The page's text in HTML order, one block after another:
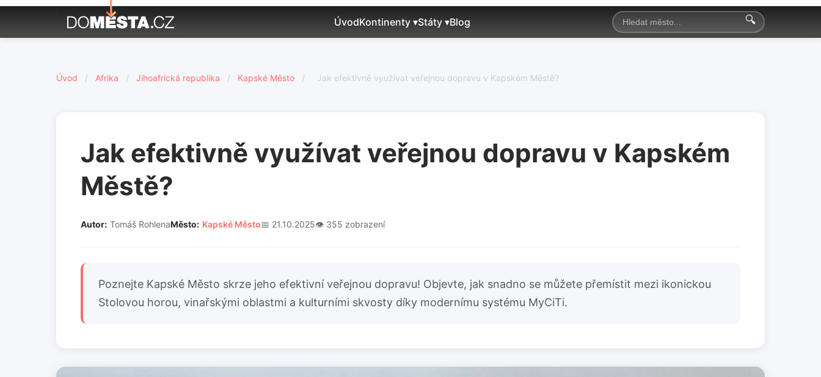
ÚvodKontinenty ▾Státy ▾Blog 🔍
Úvod / Afrika / Jihoafrická republika / Kapské Město / Jak efektivně využívat veřejnou dopravu v Kapském Městě?
Jak efektivně využívat veřejnou dopravu v Kapském
Městě?
Autor: Tomáš RohlenaMěsto: Kapské Město📅 21.10.2025👁️ 355 zobrazení
Poznejte Kapské Město skrze jeho efektivní veřejnou dopravu! Objevte, jak snadno se můžete přemístit mezi ikonickou
Stolovou horou, vinařskými oblastmi a kulturními skvosty díky modernímu systému MyCiTi.